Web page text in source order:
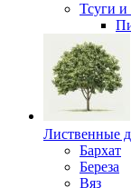
Тсуги и
Лиственные
Бархат
Береза
Вяз